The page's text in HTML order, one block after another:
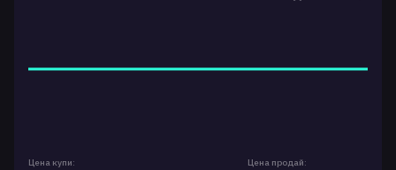
Цена купи: Цена продай: